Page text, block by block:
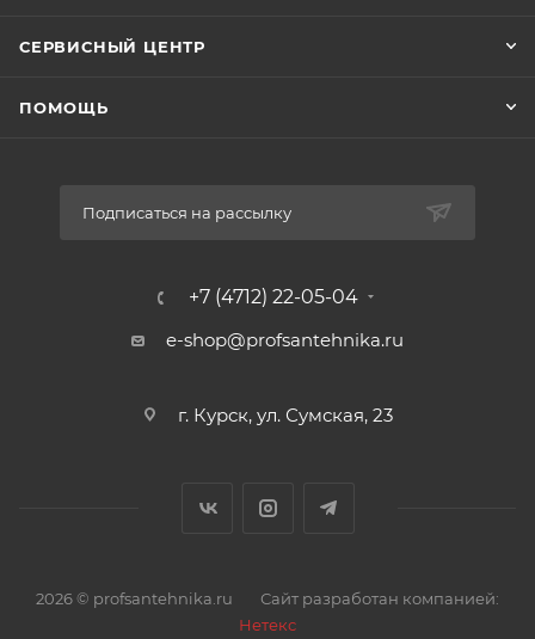
СЕРВИСНЫЙ ЦЕНТР
ПОМОЩЬ
Подписаться на рассылку
+7 (4712) 22-05-04
e-shop@profsantehnika.ru
г. Курск, ул. Сумская, 23
2026 © profsantehnika.ru
Сайт разработан компанией:
Нетекс